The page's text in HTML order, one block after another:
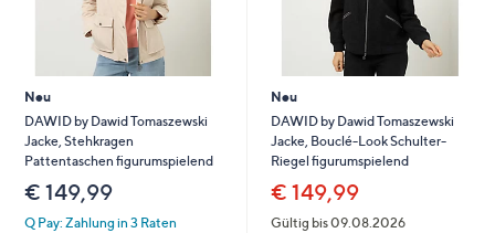
Neu
DAWID by Dawid Tomaszewski
Jacke, Stehkragen
Pattentaschen figurumspielend
€ 149,99
Q Pay: Zahlung in 3 Raten
Neu
DAWID by Dawid Tomaszewski
Jacke, Bouclé-Look Schulter-
Riegel figurumspielend
€ 149,99
Gültig bis 09.08.2026